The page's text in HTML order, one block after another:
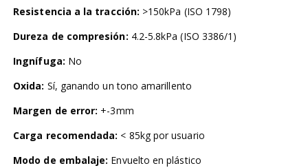
Resistencia a la tracción: >150kPa (ISO 1798)
Dureza de compresión: 4.2-5.8kPa (ISO 3386/1)
Ingnífuga: No
Oxida: Sí, ganando un tono amarillento
Margen de error: +-3mm
Carga recomendada: < 85kg por usuario
Modo de embalaje: Envuelto en plástico